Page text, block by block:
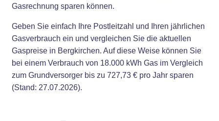
Gasrechnung sparen können.
Geben Sie einfach Ihre Postleitzahl und Ihren jährlichen
Gasverbrauch ein und vergleichen Sie die aktuellen
Gaspreise in Bergkirchen. Auf diese Weise können Sie
bei einem Verbrauch von 18.000 kWh Gas im Vergleich
zum Grundversorger bis zu 727,73 € pro Jahr sparen
(Stand: 27.07.2026).